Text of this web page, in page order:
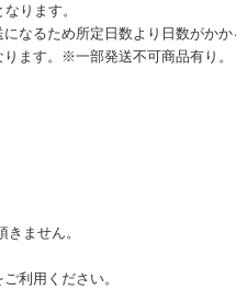
なります。
になるため所定日数より日数がかか
ります。※一部発送不可商品有り。
ません。
利用ください。